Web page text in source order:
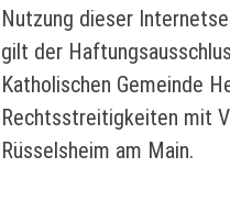
Nutzung dieser
gilt der
Katholischen Gemeinde
Rechtsstreitigkeiten mit
Rüsselsheim am Main.